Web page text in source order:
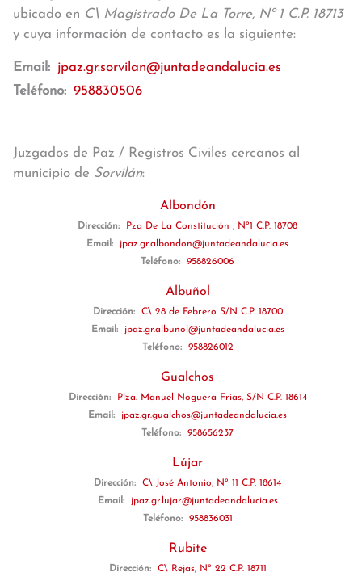
ubicado en C\ Magistrado De La Torre, Nº 1 C.P. 18713
y cuya información de contacto es la siguiente:
Email: jpaz.gr.sorvilan@juntadeandalucia.es
Teléfono: 958830506
Juzgados de Paz / Registros Civiles cercanos al
municipio de Sorvilán:
Albondón
Dirección:
Pza De La Constitución , Nº1 C.P. 18708
Email:
jpaz.gr.albondon@juntadeandalucia.es
Teléfono:
958826006
Albuñol
Dirección:
C\ 28 de Febrero S/N C.P. 18700
Email:
jpaz.gr.albunol@juntadeandalucia.es
Teléfono:
958826012
Gualchos
Dirección:
Plza. Manuel Noguera Frias, S/N C.P. 18614
Email:
jpaz.gr.gualchos@juntadeandalucia.es
Teléfono:
958656237
Lújar
Dirección:
C\ José Antonio, Nº 11 C.P. 18614
Email:
jpaz.gr.lujar@juntadeandalucia.es
Teléfono:
958836031
Rubite
Dirección:
C\ Rejas, Nº 22 C.P. 18711